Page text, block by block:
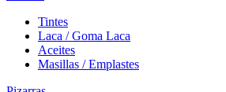
Tintes
Laca / Goma Laca
Aceites
Masillas / Emplastes